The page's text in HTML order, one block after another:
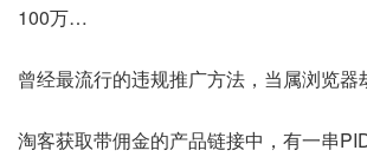
100万…
曾经最流行的违规推广方法，当属浏览器
淘客获取带佣金的产品链接中，有一串